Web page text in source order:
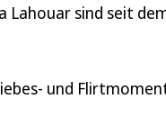
sind seit
und